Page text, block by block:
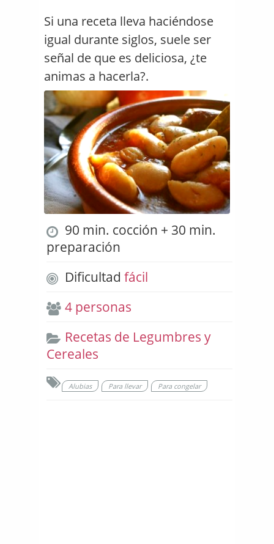
Si una receta lleva haciéndose
igual durante siglos, suele ser
señal de que es deliciosa, ¿te
animas a hacerla?.
90 min. cocción + 30 min.
preparación
Dificultad fácil
4 personas
Recetas de Legumbres y
Cereales
Alubias Para llevar Para congelar